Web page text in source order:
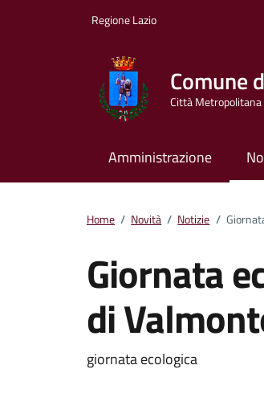
Regione Lazio
Comune
Città Metropolitana
Amministrazione
Home / Novità / Notizie /
Giornata
di
Dettagli
giornata ecologica